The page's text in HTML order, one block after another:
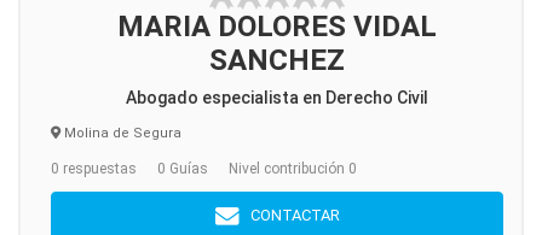
MARIA DOLORES VIDAL
SANCHEZ
Abogado especialista en Derecho Civil
Molina de Segura
0 respuestas 0 Guías Nivel contribución 0
CONTACTAR